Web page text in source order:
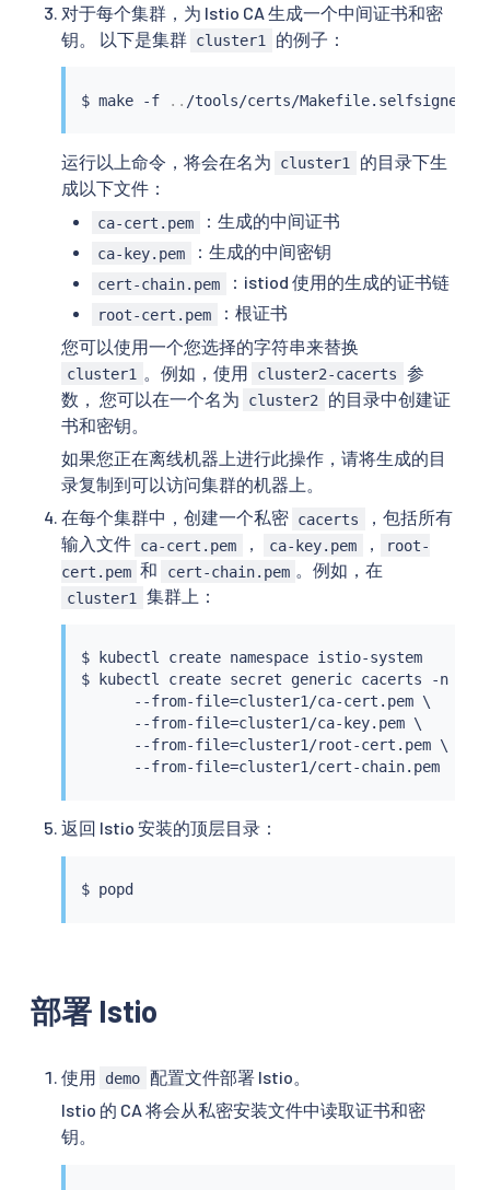
对于每个集群，为 Istio CA 生成一个中间证书和密
钥。 以下是集群 cluster1 的例子：
$ make -f ..
运行以上命令，将会在名为 cluster1
的目录下生
成以下文件：
ca-cert.pem ：生成的中间证书
ca-key.pem ：生成的中间密钥
cert-chain.pem ：istiod 使用的生成的证书链
root-cert.pem
：根证书
您可以使用一个您选择的字符串来替换
cluster1 。例如，使用 cluster2-cacerts
参
数， 您可以在一个名为
cluster2
的目录中创建证
书和密钥。
如果您正在离线机器上进行此操作，请将生成的目
录复制到可以访问集群的机器上。
在每个集群中，创建一个私密 cacerts
，包括所有
输入文件 ca-cert.pem ， ca-key.pem ，
root-
cert.pem 和 cert-chain.pem 。例如，在
cluster1 集群上：
$ kubectl create namespace istio-system
$
kubectl create secret generic cacerts -n
      --from-file
=cluster1/ca-cert.pem \
      --from-file
=cluster1/ca-key.pem \
      --from-file
=cluster1/root-cert.pem \
      --from-file
= cluster1/cert-chain.pem
返回 Istio 安装的顶层目录：
$ popd
部署 Istio
使用 demo 配置文件部署 Istio。
Istio 的 CA 将会从私密安装文件中读取证书和密
钥。